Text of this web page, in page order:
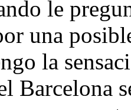
le
una
la
Barcelona